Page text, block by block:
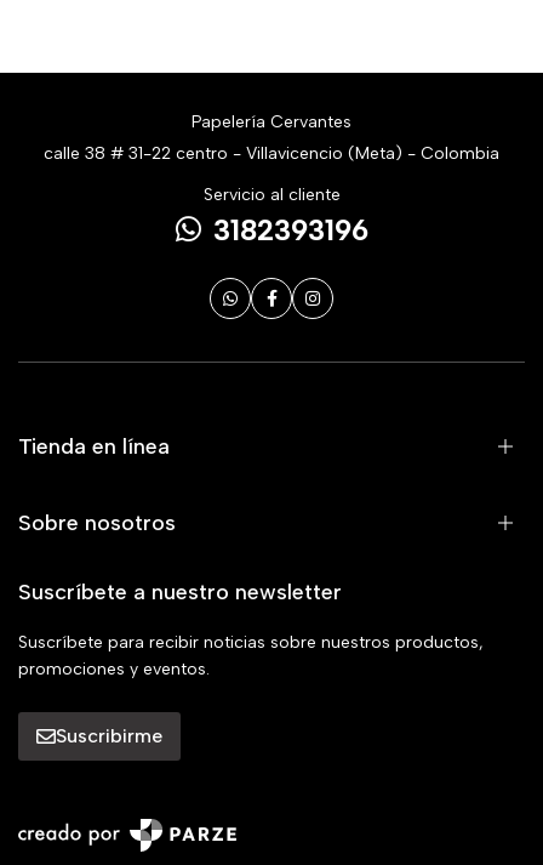
Papelería Cervantes
calle 38 # 31-22 centro - Villavicencio (Meta) - Colombia
Servicio al cliente
3182393196
Tienda en línea
Sobre nosotros
Suscríbete a nuestro newsletter
Suscríbete para recibir noticias sobre nuestros productos,
promociones y eventos.
Suscribirme